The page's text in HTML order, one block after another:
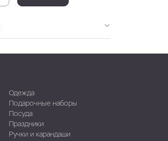
Одежда
Подарочные наборы
Посуда
Праздники
Ручки и карандаши